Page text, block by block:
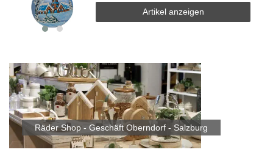
Artikel anzeigen
Räder Shop - Geschäft Oberndorf - Salzburg